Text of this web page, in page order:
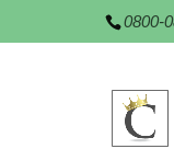
0800-